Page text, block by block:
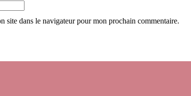
site dans le navigateur pour mon prochain commentaire.